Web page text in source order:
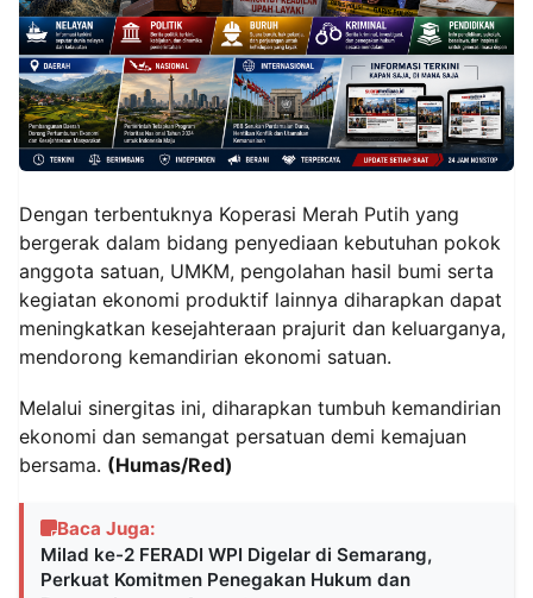
Dengan terbentuknya Koperasi Merah Putih yang
bergerak dalam bidang penyediaan kebutuhan pokok
anggota satuan, UMKM, pengolahan hasil bumi serta
kegiatan ekonomi produktif lainnya diharapkan dapat
meningkatkan kesejahteraan prajurit dan keluarganya,
mendorong kemandirian ekonomi satuan.
Melalui sinergitas ini, diharapkan tumbuh kemandirian
ekonomi dan semangat persatuan demi kemajuan
bersama. (Humas/Red)
Baca Juga:
Milad ke-2 FERADI WPI Digelar di Semarang,
Perkuat Komitmen Penegakan Hukum dan